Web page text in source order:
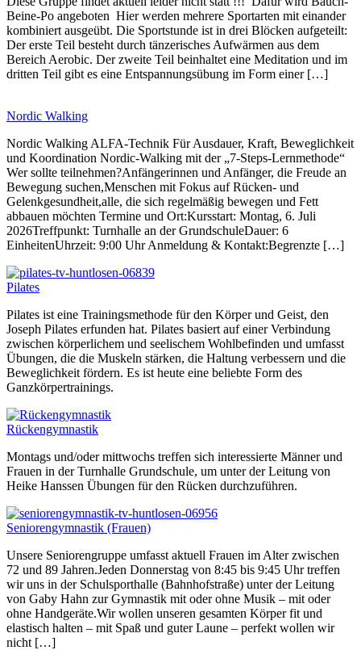
Beine-Po angeboten Hier werden mehrere Sportarten mit einander
kombiniert ausgeübt. Die Sportstunde ist in drei Blöcken aufgeteilt:
Der erste Teil besteht durch tänzerisches Aufwärmen aus dem
Bereich Aerobic. Der zweite Teil beinhaltet eine Meditation und im
dritten Teil gibt es eine Entspannungsübung im Form einer […]
Nordic Walking
Nordic Walking ALFA-Technik Für Ausdauer, Kraft, Beweglichkeit
und Koordination Nordic-Walking mit der „7-Steps-Lernmethode“
Wer sollte teilnehmen?Anfängerinnen und Anfänger, die Freude an
Bewegung suchen,Menschen mit Fokus auf Rücken- und
Gelenkgesundheit,alle, die sich regelmäßig bewegen und Fett
abbauen möchten Termine und Ort:Kursstart: Montag, 6. Juli
2026Treffpunkt: Turnhalle an der GrundschuleDauer: 6
EinheitenUhrzeit: 9:00 Uhr Anmeldung & Kontakt:Begrenzte […]
Pilates
Pilates ist eine Trainingsmethode für den Körper und Geist, den
Joseph Pilates erfunden hat. Pilates basiert auf einer Verbindung
zwischen körperlichem und seelischem Wohlbefinden und umfasst
Übungen, die die Muskeln stärken, die Haltung verbessern und die
Beweglichkeit fördern. Es ist heute eine beliebte Form des
Ganzkörpertrainings.
Rückengymnastik
Montags und/oder mittwochs treffen sich interessierte Männer und
Frauen in der Turnhalle Grundschule, um unter der Leitung von
Heike Hanssen Übungen für den Rücken durchzuführen.
Seniorengymnastik (Frauen)
Unsere Seniorengruppe umfasst aktuell Frauen im Alter zwischen
72 und 89 Jahren.Jeden Donnerstag von 8:45 bis 9:45 Uhr treffen
wir uns in der Schulsporthalle (Bahnhofstraße) unter der Leitung
von Gaby Hahn zur Gymnastik mit oder ohne Musik – mit oder
ohne Handgeräte.Wir wollen unseren gesamten Körper fit und
elastisch halten – mit Spaß und guter Laune – perfekt wollen wir
nicht […]